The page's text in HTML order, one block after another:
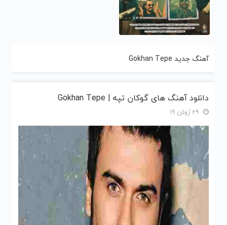
آهنگ جدید Gokhan Tepe
دانلود آهنگ های گوکان تپه | Gokhan Tepe